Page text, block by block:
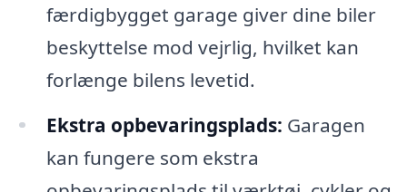
færdigbygget garage giver dine biler
beskyttelse mod vejrlig, hvilket kan
forlænge bilens levetid.
Ekstra opbevaringsplads: Garagen
kan fungere som ekstra